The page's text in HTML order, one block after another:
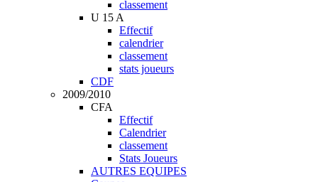
classement
U 15 A
Effectif
calendrier
classement
stats joueurs
CDF
2009/2010
CFA
Effectif
Calendrier
classement
Stats Joueurs
AUTRES EQUIPES